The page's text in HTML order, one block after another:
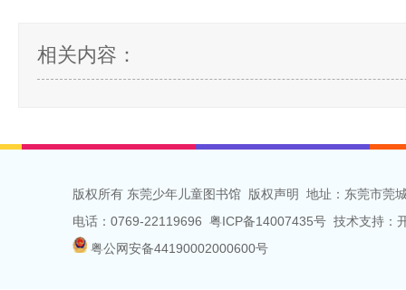
相关内容：
版权所有 东莞少年儿童图书馆 版权声明
地址：东莞市莞
电话：0769-22119696 粤ICP备14007435号 技术支持
粤公网安备44190002000600号